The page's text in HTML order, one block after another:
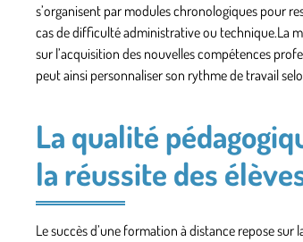
s’organisent par modules chronologiques pour
cas de difficulté administrative ou technique.La
sur l’acquisition des nouvelles compétences
peut ainsi personnaliser son rythme de travail
La qualité
la réussite des
Le succès d’une formation à distance repose